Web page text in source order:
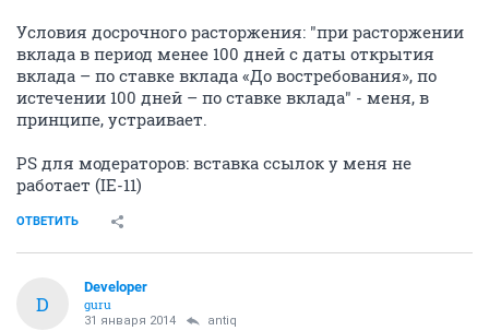
Условия досрочного расторжения: "при расторжении
вклада в период менее 100 дней с даты открытия
вклада – по ставке вклада «До востребования», по
истечении 100 дней – по ставке вклада" - меня, в
принципе, устраивает.
PS для модераторов: вставка ссылок у меня не
работает (IE-11)
ОТВЕТИТЬ
D
Developer
guru
31 января 2014 antiq